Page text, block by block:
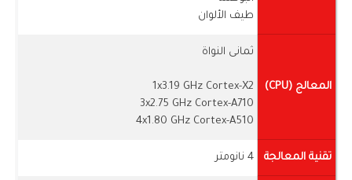
طيف الألوان
المعالج (CPU)
ثمانى النواة
1x3.19 GHz Cortex-X2
3x2.75 GHz Cortex-A710
4x1.80 GHz Cortex-A510
تقنية المعالجة 4 نانومتر